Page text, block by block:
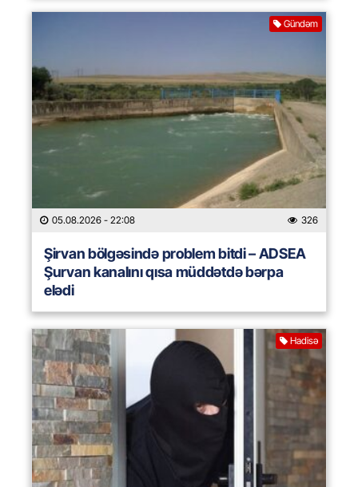
Gündəm
05.08.2026 - 22:08 326
Şirvan bölgəsində problem bitdi – ADSEA
Şurvan kanalını qısa müddətdə bərpa
elədi
Hadisə